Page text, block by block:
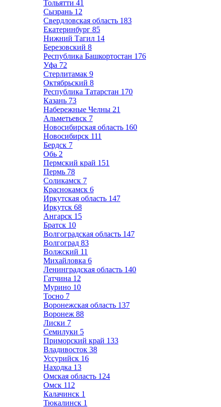
Тольятти 41
Сызрань 12
Свердловская область 183
Екатеринбург 85
Нижний Тагил 14
Березовский 8
Республика Башкортостан 176
Уфа 72
Стерлитамак 9
Октябрьский 8
Республика Татарстан 170
Казань 73
Набережные Челны 21
Альметьевск 7
Новосибирская область 160
Новосибирск 111
Бердск 7
Обь 2
Пермский край 151
Пермь 78
Соликамск 7
Краснокамск 6
Иркутская область 147
Иркутск 68
Ангарск 15
Братск 10
Волгоградская область 147
Волгоград 83
Волжский 11
Михайловка 6
Ленинградская область 140
Гатчина 12
Мурино 10
Тосно 7
Воронежская область 137
Воронеж 88
Лиски 7
Семилуки 5
Приморский край 133
Владивосток 38
Уссурийск 16
Находка 13
Омская область 124
Омск 112
Калачинск 1
Тюкалинск 1